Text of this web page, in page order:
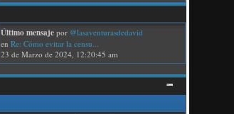
Último mensaje por @lasaventurasdedavid
enRe: Cómo evitar la censu...
23 de Marzo de 2024, 12:20:45 am